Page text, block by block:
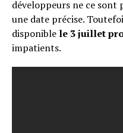
développeurs ne ce sont
une date précise.
disponible le 3 juillet
impatients.